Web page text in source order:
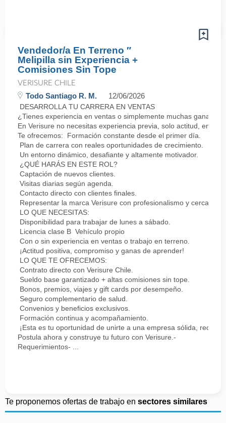
Vendedor/a En Terreno ″
Melipilla sin Experiencia +
Comisiones Sin Tope
VERISURE CHILE
Todo Santiago R. M. 12/06/2026
DESARROLLA TU CARRERA EN VENTAS
¿Tienes experiencia en ventas o simplemente muchas ganas
En Verisure no necesitas experiencia previa, solo actitud,
Te ofrecemos: Formación constante desde el primer día.
Plan de carrera con reales oportunidades de crecimiento.
Un entorno dinámico, desafiante y altamente motivador.
¿QUÉ HARÁS EN ESTE ROL?
Captación de nuevos clientes.
Visitas diarias según agenda.
Contacto directo con clientes finales.
Representar la marca Verisure con profesionalismo y cercanía.
LO QUE NECESITAS:
Disponibilidad para trabajar de lunes a sábado.
Licencia clase B Vehículo propio
Con o sin experiencia en ventas o trabajo en terreno.
¡Actitud positiva, compromiso y ganas de aprender!
LO QUE TE OFRECEMOS:
Contrato directo con Verisure Chile.
Sueldo base garantizado + altas comisiones sin tope.
Bonos, premios, viajes y gift cards por desempeño.
Seguro complementario de salud.
Convenios y beneficios exclusivos.
Formación continua y acompañamiento.
¡Esta es tu oportunidad de unirte a una empresa sólida,
Postula ahora y construye tu futuro con Verisure.-
Requerimientos- ...
Te proponemos ofertas de trabajo en sectores similares